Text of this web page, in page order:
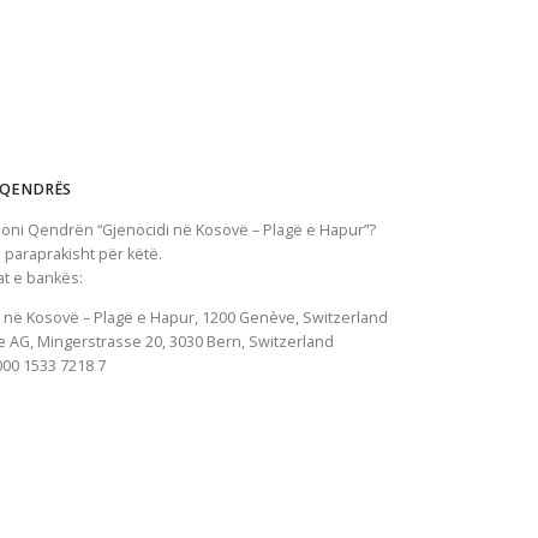
Qendrën “Gjenocidi në Kosovë – Plagë e Hapur”?
për këtë.
e bankës:
Kosovë – Plagë e Hapur, 1200 Genève, Switzerland
AG, Mingerstrasse 20, 3030 Bern, Switzerland
1533 7218 7